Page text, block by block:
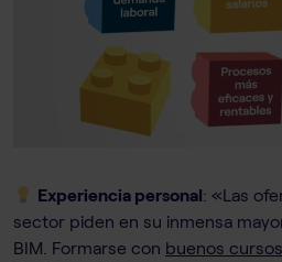
Experiencia personal: «Las
sector piden en su inmensa
BIM. Formarse con buenos